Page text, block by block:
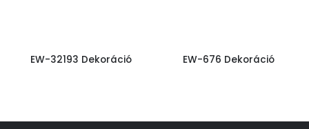
EW-32193 Dekoráció EW-676 Dekoráció